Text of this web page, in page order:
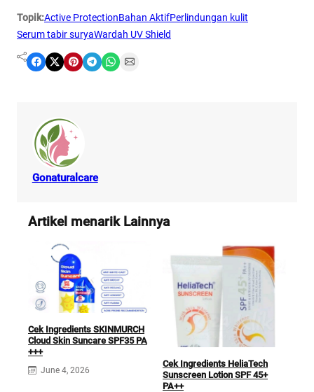
Topik:Active ProtectionBahan AktifPerlindungan kulit
Serum tabir suryaWardah UV Shield
Share on Facebook Share on X Share on Pinterest Share on Telegram Share on WhatsApp Share on Email
Gonaturalcare
Artikel menarik Lainnya
Cek Ingredients SKINMURCH
Cloud Skin Suncare SPF35 PA
+++
June 4, 2026
Cek Ingredients HeliaTech
Sunscreen Lotion SPF 45+
PA++